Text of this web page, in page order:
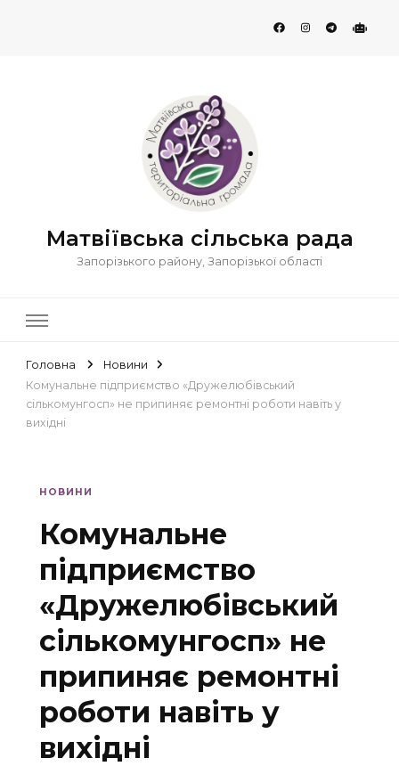
Матвіївська сільська рада
Запорізького району, Запорізької області
Головна
Новини
Комунальне підприємство «Дружелюбівський
сількомунгосп» не припиняє ремонтні роботи навіть у
вихідні
НОВИНИ
Комунальне
підприємство
«Дружелюбівський
сількомунгосп» не
припиняє ремонтні
роботи навіть у
вихідні